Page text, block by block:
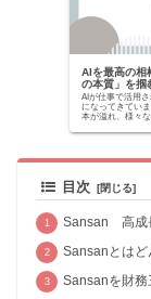
AIを最高の相
の本質」を掴
AIが仕事で活用
になってきてい
本が溢れ、様々
目次
Sansan 高成
Sansanとはど
Sansanを財務